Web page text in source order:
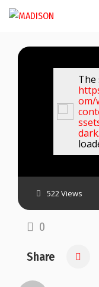
Skip
The
om/
522 Views
0
Share